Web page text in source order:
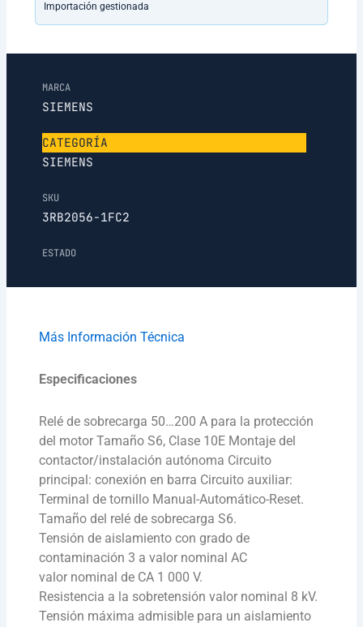
Importación gestionada
MARCA
SIEMENS
CATEGORÍA
SIEMENS
SKU
3RB2056-1FC2
ESTADO
Más Información Técnica
Especificaciones
Relé de sobrecarga 50…200 A para la protección
del motor Tamaño S6, Clase 10E Montaje del
contactor/instalación autónoma Circuito
principal: conexión en barra Circuito auxiliar:
Terminal de tornillo Manual-Automático-Reset.
Tamaño del relé de sobrecarga S6.
Tensión de aislamiento con grado de
contaminación 3 a valor nominal AC
valor nominal de CA 1 000 V.
Resistencia a la sobretensión valor nominal 8 kV.
Tensión máxima admisible para un aislamiento